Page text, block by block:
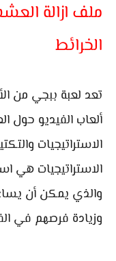
الخرائط
تعد لعبة ببجي من
ألعاب الفيديو حول
الاستراتيجيات
الاستراتيجيات هي
والذي يمكن أن
وزيادة فرصهم في